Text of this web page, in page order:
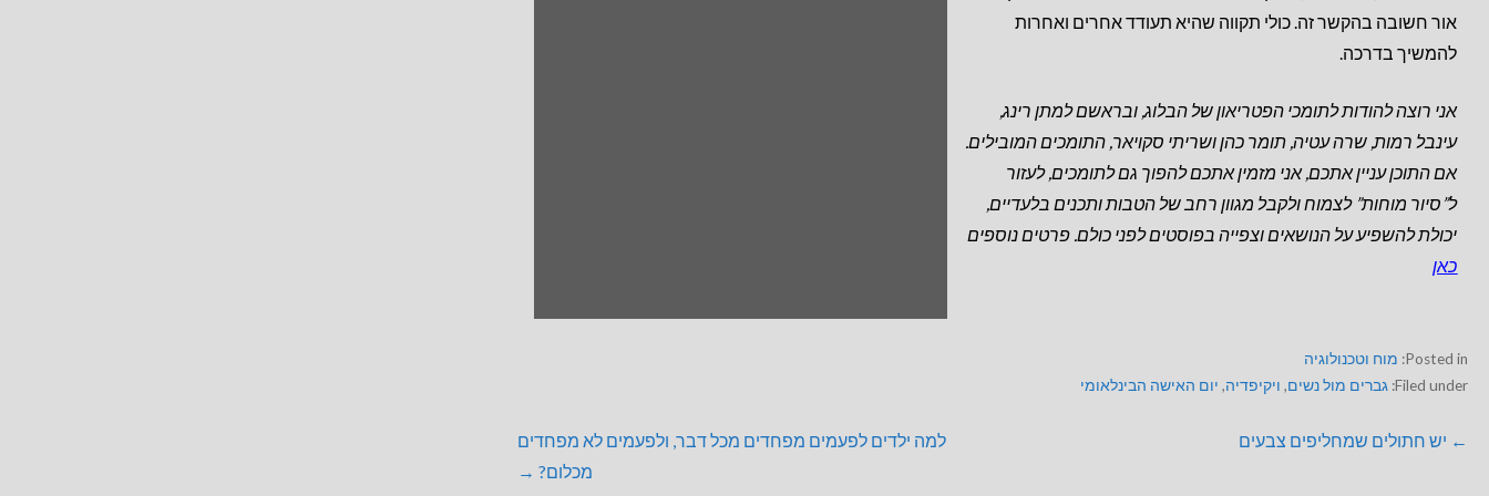
אור חשובה בהקשר זה. כולי תקווה שהיא תעודד אחרים ואחרות
להמשיך בדרכה.
אני רוצה להודות לתומכי הפטריאון של הבלוג, ובראשם למתן רינג,
עינבל רמות, שרה עטיה, תומר כהן ושריתי סקויאר, התומכים המובילים.
אם התוכן עניין אתכם, אני מזמין אתכם להפוך גם לתומכים, לעזור
ל”סיור מוחות” לצמוח ולקבל מגוון רחב של הטבות ותכנים בלעדיים,
יכולת להשפיע על הנושאים וצפייה בפוסטים לפני כולם. פרטים נוספים
כאן
Posted in: מוח וטכנולוגיה
Filed under: גברים מול נשים, ויקיפדיה, יום האישה הבינלאומי
← יש חתולים שמחליפים צבעים
למה ילדים לפעמים מפחדים מכל דבר, ולפעמים לא מפחדים
מכלום? →